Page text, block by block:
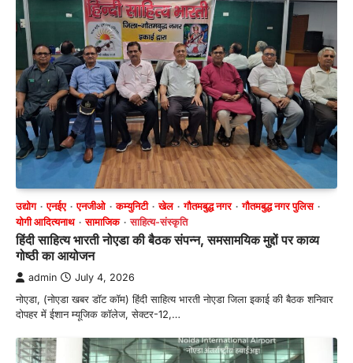
उद्योग एनईए एनजीओ कम्युनिटी खेल गौतमबुद्ध नगर
गौतमबुद्ध नगर पुलिस
योगी आदित्यनाथ
सामाजिक साहित्य-संस्कृति
हिंदी साहित्य भारती नोएडा की बैठक संपन्न, समसामयिक मुद्दों पर काव्य
गोष्ठी का आयोजन
admin July 4, 2026
नोएडा, (नोएडा खबर डॉट कॉम) हिंदी साहित्य भारती नोएडा जिला इकाई की बैठक शनिवार
दोपहर में ईशान म्यूजिक कॉलेज, सेक्टर-12,…